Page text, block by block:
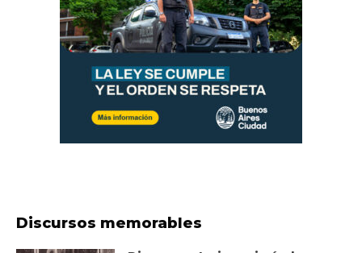
Discursos memorables